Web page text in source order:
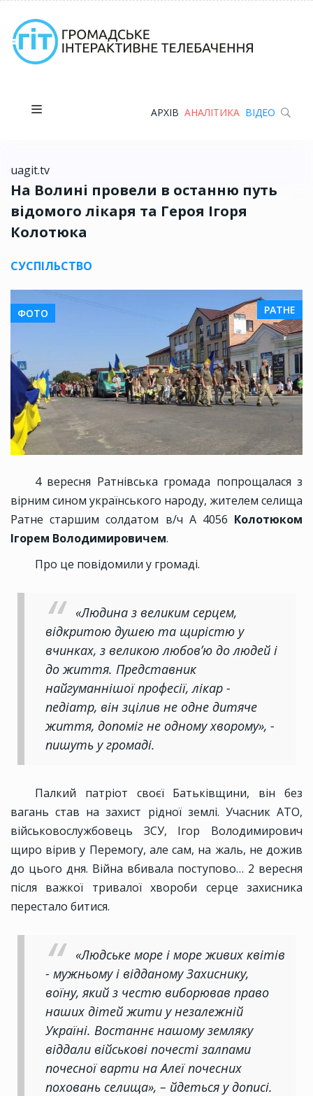
АРХІВ АНАЛІТИКА ВІДЕО
uagit.tv
На Волині провели в останню путь
відомого лікаря та Героя Ігоря
Колотюка
СУСПІЛЬСТВО
ФОТО РАТНЕ
4 вересня Ратнівська громада попрощалася з
вірним сином українського народу, жителем селища
Ратне старшим солдатом в/ч А 4056 Колотюком
Ігорем Володимировичем.
Про це повідомили у громаді.
«Людина з великим серцем,
відкритою душею та щирістю у
вчинках, з великою любовʼю до людей і
до життя. Представник
найгуманнішої професії, лікар -
педіатр, він зцілив не одне дитяче
життя, допоміг не одному хворому», -
пишуть у громаді.
Палкий патріот своєї Батьківщини, він без
вагань став на захист рідної землі. Учасник АТО,
військовослужбовець ЗСУ, Ігор Володимирович
щиро вірив у Перемогу, але сам, на жаль, не дожив
до цього дня. Війна вбивала поступово… 2 вересня
після важкої тривалої хвороби серце захисника
перестало битися.
«Людське море і море живих квітів
- мужньому і відданому Захиснику,
воїну, який з честю виборював право
наших дітей жити у незалежній
Україні. Востаннє нашому земляку
віддали військові почесті залпами
почесної варти на Алеї почесних
поховань селища», – йдеться у дописі.